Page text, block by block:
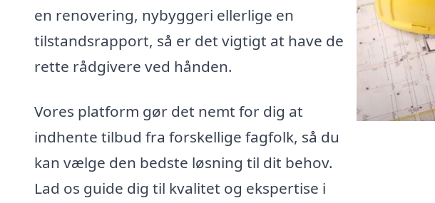
en renovering, nybyggeri ellerlige en
tilstandsrapport, så er det vigtigt at have de
rette rådgivere ved hånden.
Vores platform gør det nemt for dig at
indhente tilbud fra forskellige fagfolk, så du
kan vælge den bedste løsning til dit behov.
Lad os guide dig til kvalitet og ekspertise i